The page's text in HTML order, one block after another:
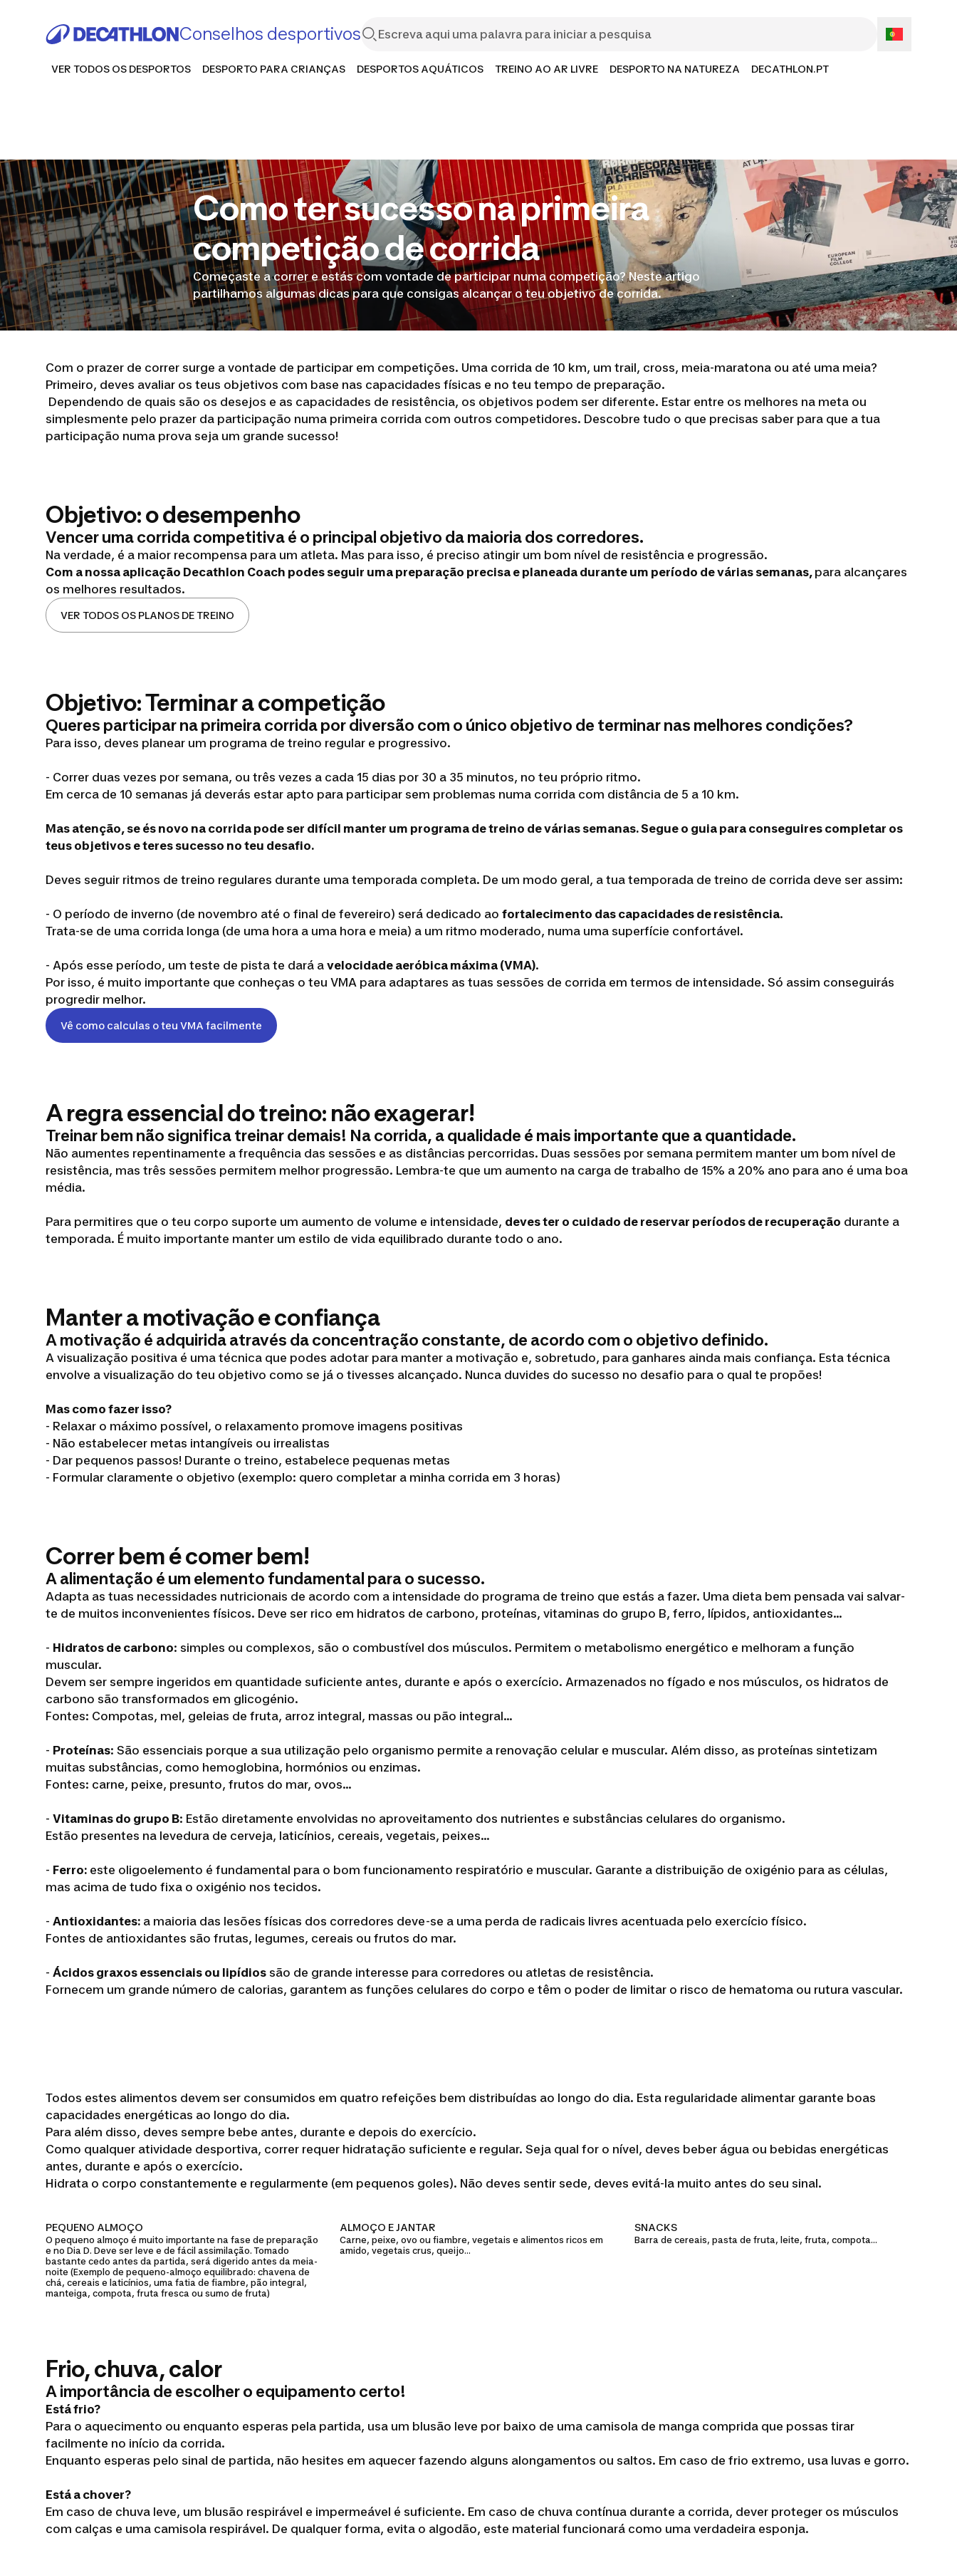
Conselhos desportivos
VER TODOS OS DESPORTOS DESPORTO PARA CRIANÇAS DESPORTOS AQUÁTICOS TREINO AO AR LIVRE DESPORTO NA NATUREZA DECATHLON.PT
Como ter sucesso na primeira
competição de corrida
Começaste a correr e estás com vontade de participar numa competição? Neste artigo
partilhamos algumas dicas para que consigas alcançar o teu objetivo de corrida.
Com o prazer de correr surge a vontade de participar em competições. Uma corrida de 10 km, um trail, cross, meia-maratona ou até uma meia?
Primeiro, deves avaliar os teus objetivos com base nas capacidades físicas e no teu tempo de preparação.
Dependendo de quais são os desejos e as capacidades de resistência, os objetivos podem ser diferente. Estar entre os melhores na meta ou
simplesmente pelo prazer da participação numa primeira corrida com outros competidores. Descobre tudo o que precisas saber para que a tua
participação numa prova seja um grande sucesso!
Objetivo: o desempenho
Vencer uma corrida competitiva é o principal objetivo da maioria dos corredores.
Na verdade, é a maior recompensa para um atleta. Mas para isso, é preciso atingir um bom nível de resistência e progressão.
Com a nossa aplicação Decathlon Coach podes seguir uma preparação precisa e planeada durante um período de várias semanas, para alcançares
os melhores resultados.
VER TODOS OS PLANOS DE TREINO
Objetivo: Terminar a competição
Queres participar na primeira corrida por diversão com o único objetivo de terminar nas melhores condições?
Para isso, deves planear um programa de treino regular e progressivo.
- Correr duas vezes por semana, ou três vezes a cada 15 dias por 30 a 35 minutos, no teu próprio ritmo.
Em cerca de 10 semanas já deverás estar apto para participar sem problemas numa corrida com distância de 5 a 10 km.
Mas atenção, se és novo na corrida pode ser difícil manter um programa de treino de várias semanas. Segue o guia para conseguires completar os
teus objetivos e teres sucesso no teu desafio.
Deves seguir ritmos de treino regulares durante uma temporada completa. De um modo geral, a tua temporada de treino de corrida deve ser assim:
- O período de inverno (de novembro até o final de fevereiro) será dedicado ao fortalecimento das capacidades de resistência.
Trata-se de uma corrida longa (de uma hora a uma hora e meia) a um ritmo moderado, numa uma superfície confortável.
- Após esse período, um teste de pista te dará a velocidade aeróbica máxima (VMA).
Por isso, é muito importante que conheças o teu VMA para adaptares as tuas sessões de corrida em termos de intensidade. Só assim conseguirás
progredir melhor.
Vê como calculas o teu VMA facilmente
A regra essencial do treino: não exagerar!
Treinar bem não significa treinar demais! Na corrida, a qualidade é mais importante que a quantidade.
Não aumentes repentinamente a frequência das sessões e as distâncias percorridas. Duas sessões por semana permitem manter um bom nível de
resistência, mas três sessões permitem melhor progressão. Lembra-te que um aumento na carga de trabalho de 15% a 20% ano para ano é uma boa
média.
Para permitires que o teu corpo suporte um aumento de volume e intensidade, deves ter o cuidado de reservar períodos de recuperação durante a
temporada. É muito importante manter um estilo de vida equilibrado durante todo o ano.
Manter a motivação e confiança
A motivação é adquirida através da concentração constante, de acordo com o objetivo definido.
A visualização positiva é uma técnica que podes adotar para manter a motivação e, sobretudo, para ganhares ainda mais confiança. Esta técnica
envolve a visualização do teu objetivo como se já o tivesses alcançado. Nunca duvides do sucesso no desafio para o qual te propões!
Mas como fazer isso?
- Relaxar o máximo possível, o relaxamento promove imagens positivas
- Não estabelecer metas intangíveis ou irrealistas
- Dar pequenos passos! Durante o treino, estabelece pequenas metas
- Formular claramente o objetivo (exemplo: quero completar a minha corrida em 3 horas)
Correr bem é comer bem!
A alimentação é um elemento fundamental para o sucesso.
Adapta as tuas necessidades nutricionais de acordo com a intensidade do programa de treino que estás a fazer. Uma dieta bem pensada vai salvar-
te de muitos inconvenientes físicos. Deve ser rico em hidratos de carbono, proteínas, vitaminas do grupo B, ferro, lípidos, antioxidantes…
- Hidratos de carbono: simples ou complexos, são o combustível dos músculos. Permitem o metabolismo energético e melhoram a função
muscular.
Devem ser sempre ingeridos em quantidade suficiente antes, durante e após o exercício. Armazenados no fígado e nos músculos, os hidratos de
carbono são transformados em glicogénio.
Fontes: Compotas, mel, geleias de fruta, arroz integral, massas ou pão integral...
- Proteínas: São essenciais porque a sua utilização pelo organismo permite a renovação celular e muscular. Além disso, as proteínas sintetizam
muitas substâncias, como hemoglobina, hormónios ou enzimas.
Fontes: carne, peixe, presunto, frutos do mar, ovos…
- Vitaminas do grupo B: Estão diretamente envolvidas no aproveitamento dos nutrientes e substâncias celulares do organismo.
Estão presentes na levedura de cerveja, laticínios, cereais, vegetais, peixes...
- Ferro: este oligoelemento é fundamental para o bom funcionamento respiratório e muscular. Garante a distribuição de oxigénio para as células,
mas acima de tudo fixa o oxigénio nos tecidos.
- Antioxidantes: a maioria das lesões físicas dos corredores deve-se a uma perda de radicais livres acentuada pelo exercício físico.
Fontes de antioxidantes são frutas, legumes, cereais ou frutos do mar.
- Ácidos graxos essenciais ou lipídios são de grande interesse para corredores ou atletas de resistência.
Fornecem um grande número de calorias, garantem as funções celulares do corpo e têm o poder de limitar o risco de hematoma ou rutura vascular.
Todos estes alimentos devem ser consumidos em quatro refeições bem distribuídas ao longo do dia. Esta regularidade alimentar garante boas
capacidades energéticas ao longo do dia.
Para além disso, deves sempre bebe antes, durante e depois do exercício.
Como qualquer atividade desportiva, correr requer hidratação suficiente e regular. Seja qual for o nível, deves beber água ou bebidas energéticas
antes, durante e após o exercício.
Hidrata o corpo constantemente e regularmente (em pequenos goles). Não deves sentir sede, deves evitá-la muito antes do seu sinal.
PEQUENO ALMOÇO
O pequeno almoço é muito importante na fase de preparação
e no Dia D. Deve ser leve e de fácil assimilação. Tomado
bastante cedo antes da partida, será digerido antes da meia-
noite (Exemplo de pequeno-almoço equilibrado: chavena de
chá, cereais e laticínios, uma fatia de fiambre, pão integral,
manteiga, compota, fruta fresca ou sumo de fruta)
ALMOÇO E JANTAR
Carne, peixe, ovo ou fiambre, vegetais e alimentos ricos em
amido, vegetais crus, queijo...
SNACKS
Barra de cereais, pasta de fruta, leite, fruta, compota...
Frio, chuva, calor
A importância de escolher o equipamento certo!
Está frio?
Para o aquecimento ou enquanto esperas pela partida, usa um blusão leve por baixo de uma camisola de manga comprida que possas tirar
facilmente no início da corrida.
Enquanto esperas pelo sinal de partida, não hesites em aquecer fazendo alguns alongamentos ou saltos. Em caso de frio extremo, usa luvas e gorro.
Está a chover?
Em caso de chuva leve, um blusão respirável e impermeável é suficiente. Em caso de chuva contínua durante a corrida, dever proteger os músculos
com calças e uma camisola respirável. De qualquer forma, evita o algodão, este material funcionará como uma verdadeira esponja.